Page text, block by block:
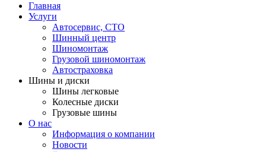
Главная
Услуги
Автосервис, СТО
Шинный центр
Шиномонтаж
Грузовой шиномонтаж
Автостраховка
Шины и диски
Шины легковые
Колесные диски
Грузовые шины
О нас
Информация о компании
Новости